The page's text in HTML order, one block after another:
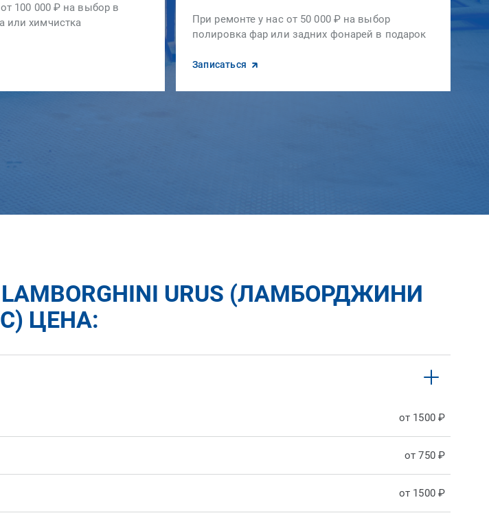
100 000 ₽ на выбор в
или химчистка
При ремонте у нас от 50 000 ₽ на выбор
полировка фар или задних фонарей в подарок
Записаться
URUS (ЛАМБОРДЖИНИ
ЦЕНА:
от 1500 ₽
от 750 ₽
от 1500 ₽